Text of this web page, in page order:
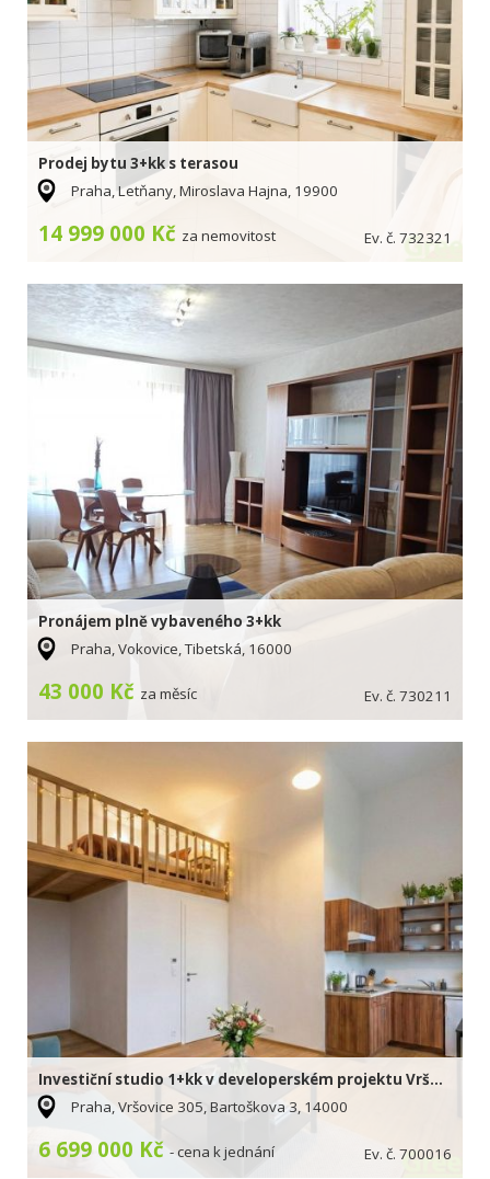
Prodej bytu 3+kk s terasou
Praha, Letňany, Miroslava Hajna, 19900
14 999 000 Kč za nemovitost Ev. č. 732321
Pronájem plně vybaveného 3+kk
Praha, Vokovice, Tibetská, 16000
43 000 Kč za měsíc Ev. č. 730211
Investiční studio 1+kk v developerském projektu Vršovická vodárna
Praha, Vršovice 305, Bartoškova 3, 14000
6 699 000 Kč - cena k jednání Ev. č. 700016